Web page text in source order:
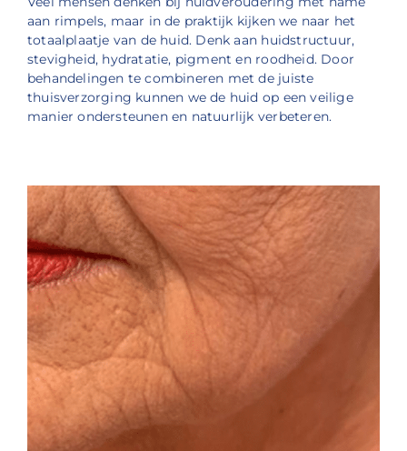
aan rimpels, maar in de praktijk kijken we naar het
totaalplaatje van de huid. Denk aan huidstructuur,
stevigheid, hydratatie, pigment en roodheid. Door
behandelingen te combineren met de juiste
thuisverzorging kunnen we de huid op een veilige
manier ondersteunen en natuurlijk verbeteren.